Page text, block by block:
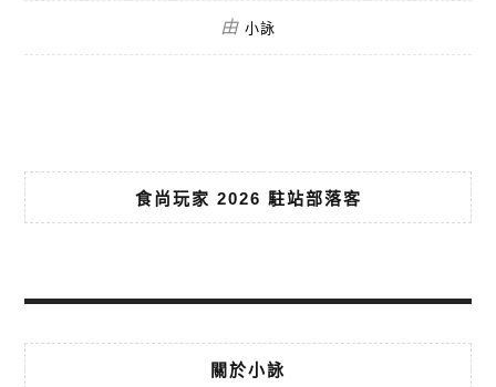
由 小詠
食尚玩家 2026 駐站部落客
關於小詠